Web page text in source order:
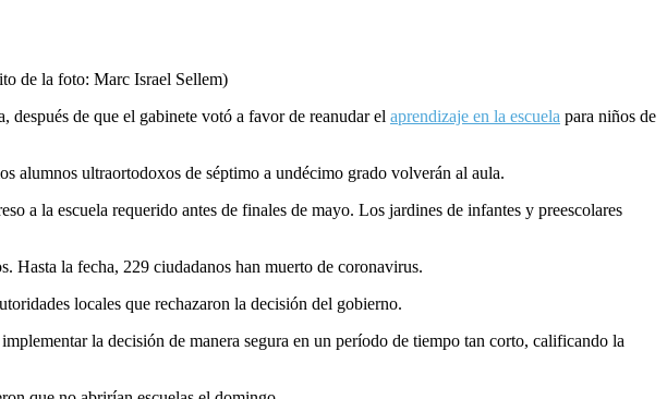
de la foto: Marc Israel Sellem)
después de que el gabinete votó a favor de reanudar el aprendizaje en la escuela para niños de
alumnos ultraortodoxos de séptimo a undécimo grado volverán al aula.
a la escuela requerido antes de finales de mayo. Los jardines de infantes y preescolares
Hasta la fecha, 229 ciudadanos han muerto de coronavirus.
locales que rechazaron la decisión del gobierno.
la decisión de manera segura en un período de tiempo tan corto, calificando la